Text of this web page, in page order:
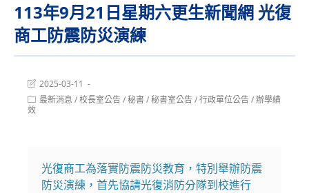
113年9月21日星期六更生新聞網 光復
商工防震防災演練
Post
last
modified:
2025-03-11
Post
category:
最新消息 /校長室公告/秘書/秘書室公告/行政單位公告/辦學績
效
光復商工為落實防震防災教育，特別舉辦防震
防災演練，首先協請光復消防分隊到校進行